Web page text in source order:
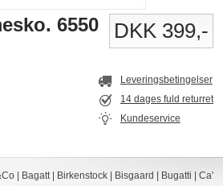
DKK 399,-
6550
Leveringsbetingelser
14 dages fuld returret
Kundeservice
Bagatt| Birkenstock Bisgaard Bugatti Ca'